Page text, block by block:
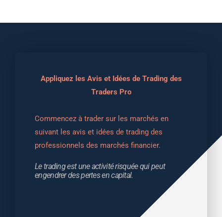
Appliquez les Avis et Idées de Trading des
Traders Pro
Commencez à trader sur les marchés en
suivant les avis et idées de trading des
professionnels des marchés financier.
Le trading est une activité risquée qui peut
engendrer des pertes en capital.